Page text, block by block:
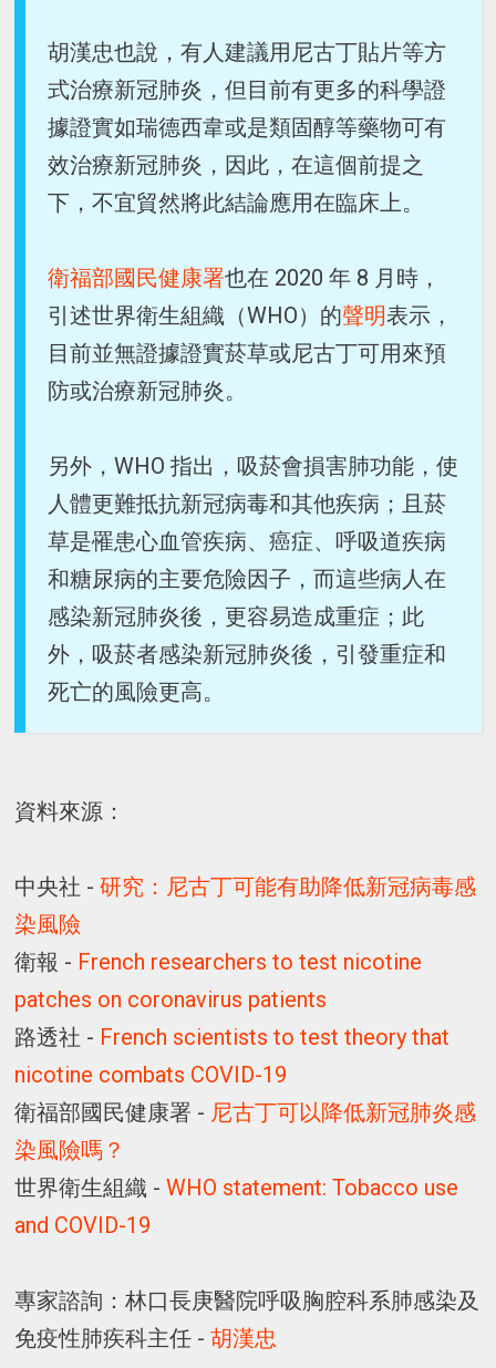
胡漢忠也說，有人建議用尼古丁貼片等方
式治療新冠肺炎，但目前有更多的科學證
據證實如瑞德西韋或是類固醇等藥物可有
效治療新冠肺炎，因此，在這個前提之
下，不宜貿然將此結論應用在臨床上。
衛福部國民健康署也在 2020 年 8 月時，
引述世界衛生組織（WHO）的聲明表示，
目前並無證據證實菸草或尼古丁可用來預
防或治療新冠肺炎。
另外，WHO 指出，吸菸會損害肺功能，使
人體更難抵抗新冠病毒和其他疾病；且菸
草是罹患心血管疾病、癌症、呼吸道疾病
和糖尿病的主要危險因子，而這些病人在
感染新冠肺炎後，更容易造成重症；此
外，吸菸者感染新冠肺炎後，引發重症和
死亡的風險更高。
資料來源：
中央社 -研究：尼古丁可能有助降低新冠病毒感
染風險
衛報 - French researchers to test nicotine
patches on coronavirus patients
路透社 - French scientists to test theory that
nicotine combats COVID-19
衛福部國民健康署 - 尼古丁可以降低新冠肺炎感
染風險嗎？
世界衛生組織 -WHO statement: Tobacco use
and COVID-19
專家諮詢：林口長庚醫院呼吸胸腔科系肺感染及
免疫性肺疾科主任 -胡漢忠